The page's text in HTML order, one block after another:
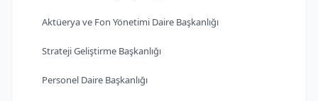
Aktüerya ve Fon Yönetimi Daire Başkanlığı
Strateji Geliştirme Başkanlığı
Personel Daire Başkanlığı